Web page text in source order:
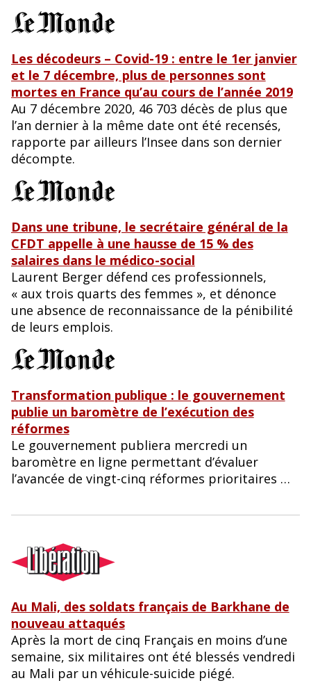
Les décodeurs – Covid-19 : entre le 1er janvier
et le 7 décembre, plus de personnes sont
mortes en France qu’au cours de l’année 2019
Au 7 décembre 2020, 46 703 décès de plus que
l’an dernier à la même date ont été recensés,
rapporte par ailleurs l’Insee dans son dernier
décompte.
Dans une tribune, le secrétaire général de la
CFDT appelle à une hausse de 15 % des
salaires dans le médico-social
Laurent Berger défend ces professionnels,
« aux trois quarts des femmes », et dénonce
une absence de reconnaissance de la pénibilité
de leurs emplois.
Transformation publique : le gouvernement
publie un baromètre de l’exécution des
réformes
Le gouvernement publiera mercredi un
baromètre en ligne permettant d’évaluer
l’avancée de vingt-cinq réformes prioritaires …
Au Mali, des soldats français de Barkhane de
nouveau attaqués
Après la mort de cinq Français en moins d’une
semaine, six militaires ont été blessés vendredi
au Mali par un véhicule-suicide piégé.